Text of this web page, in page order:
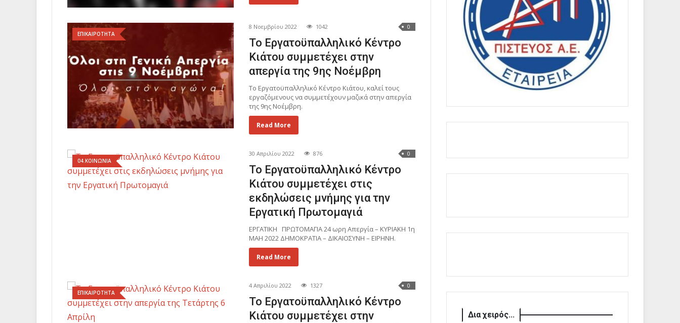
ΕΠΙΚΑΙΡΟΤΗΤΑ
8 Νοεμβρίου 2022 1042 0
Το Εργατοϋπαλληλικό Κέντρο
Κιάτου συμμετέχει στην
απεργία της 9ης Νοέμβρη
Το Εργατοϋπαλληλικό Κέντρο Κιάτου, καλεί τους
εργαζόμενους να συμμετέχουν μαζικά στην απεργία
της 9ης Νοέμβρη.
Read More
04.ΚΟΙΝΩΝΙΑ
30 Απριλίου 2022 876 0
Το Εργατοϋπαλληλικό Κέντρο
Κιάτου συμμετέχει στις
εκδηλώσεις μνήμης για την
Εργατική Πρωτομαγιά
ΕΡΓΑΤΙΚΗ ΠΡΩΤΟΜΑΓΙΑ 24 ωρη Απεργία – ΚΥΡΙΑΚΗ 1η
ΜΑΗ 2022 ΔΗΜΟΚΡΑΤΙΑ – ΔΙΚΑΙΟΣΥΝΗ – ΕΙΡΗΝΗ.
Read More
ΕΠΙΚΑΙΡΟΤΗΤΑ
4 Απριλίου 2022 1327 0
Το Εργατοϋπαλληλικό Κέντρο
Κιάτου συμμετέχει στην
Δια χειρός...